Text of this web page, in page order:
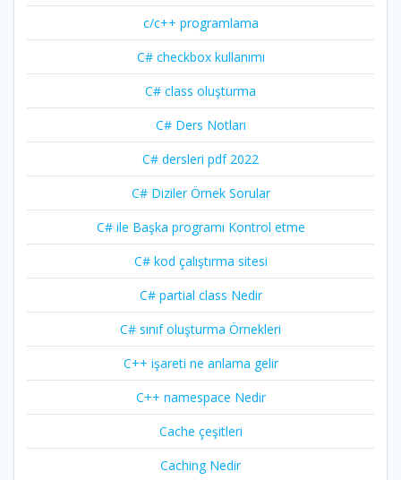
c/c++ programlama
C# checkbox kullanımı
C# class oluşturma
C# Ders Notları
C# dersleri pdf 2022
C# Diziler Örnek Sorular
C# ile Başka programı Kontrol etme
C# kod çalıştırma sitesi
C# partial class Nedir
C# sınıf oluşturma Örnekleri
C++ işareti ne anlama gelir
C++ namespace Nedir
Cache çeşitleri
Caching Nedir